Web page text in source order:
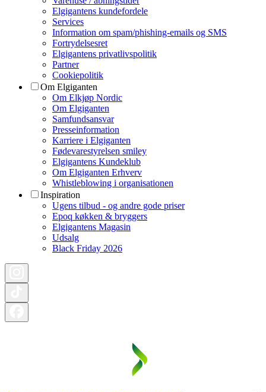
Elgigantens kundefordele
Services
Information om spam/phishing-emails og SMS
Fortrydelsesret
Elgigantens privatlivspolitik
Partner
Cookiepolitik
Om Elgiganten
Om Elkjøp Nordic
Om Elgiganten
Samfundsansvar
Presseinformation
Karriere i Elgiganten
Fødevarestyrelsen smiley
Elgigantens Kundeklub
Om Elgiganten Erhverv
Whistleblowing i organisationen
Inspiration
Ugens tilbud - og andre gode priser
Epoq køkken & bryggers
Elgigantens Magasin
Udsalg
Black Friday 2026